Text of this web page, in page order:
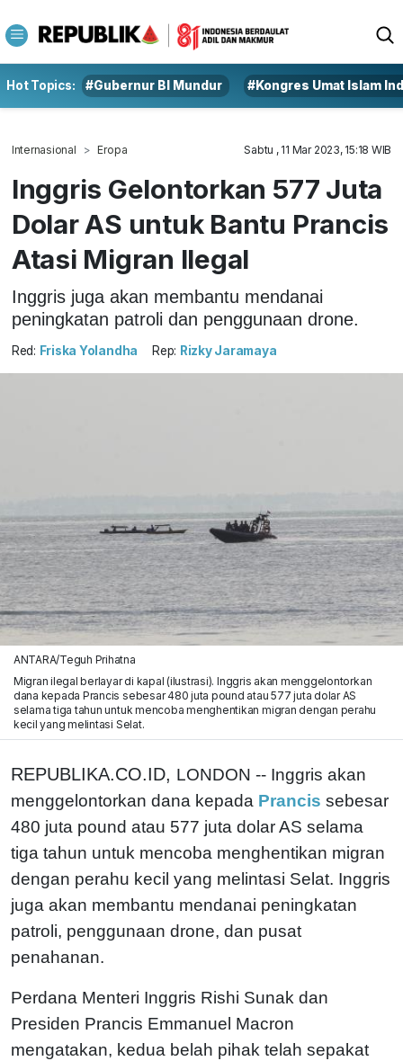
Hot Topics: #Gubernur BI Mundur #Kongres Umat Islam
Internasional Eropa Sabtu , 11 Mar 2023, 15:18 WIB
Inggris Gelontorkan 577 Juta
Dolar AS untuk Bantu Prancis
Atasi Migran Ilegal
Inggris juga akan membantu mendanai
peningkatan patroli dan penggunaan drone.
Red: Friska Yolandha Rep: Rizky Jaramaya
ANTARA/Teguh Prihatna
Migran ilegal berlayar di kapal (ilustrasi). Inggris akan menggelontorkan
dana kepada Prancis sebesar 480 juta pound atau 577 juta dolar AS
selama tiga tahun untuk mencoba menghentikan migran dengan perahu
kecil yang melintasi Selat.
REPUBLIKA.CO.ID, LONDON -- Inggris akan
menggelontorkan dana kepada Prancis sebesar
480 juta pound atau 577 juta dolar AS selama
tiga tahun untuk mencoba menghentikan migran
dengan perahu kecil yang melintasi Selat. Inggris
juga akan membantu mendanai peningkatan
patroli, penggunaan drone, dan pusat
penahanan.
Perdana Menteri Inggris Rishi Sunak dan
Presiden Prancis Emmanuel Macron
mengatakan, kedua belah pihak telah sepakat